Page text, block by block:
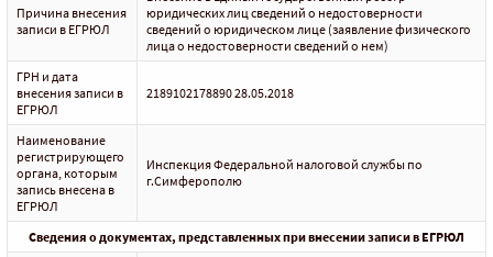
Причина внесения
записи в ЕГРЮЛ
юридических лиц сведений о недостоверности
сведений о юридическом лице (заявление физического
лица о недостоверности сведений о нем)
ГРН и дата
внесения записи в
ЕГРЮЛ
2189102178890 28.05.2018
Наименование
регистрирующего
органа, которым
запись внесена в
ЕГРЮЛ
Инспекция Федеральной налоговой службы по
г.Симферополю
Сведения о документах, представленных при внесении записи в ЕГРЮЛ